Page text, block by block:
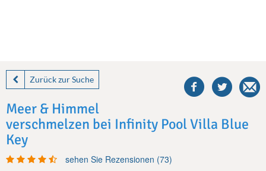
Zurück zur Suche
this
villa
Meer & Himmel
verschmelzen bei Infinity Pool Villa Blue
Key
sehen Sie Rezensionen (73)